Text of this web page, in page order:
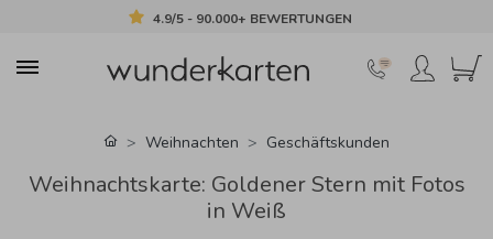
4.9/5 - 90.000+ BEWERTUNGEN
Weihnachten Geschäftskunden
Weihnachtskarte: Goldener Stern mit Fotos
in Weiß